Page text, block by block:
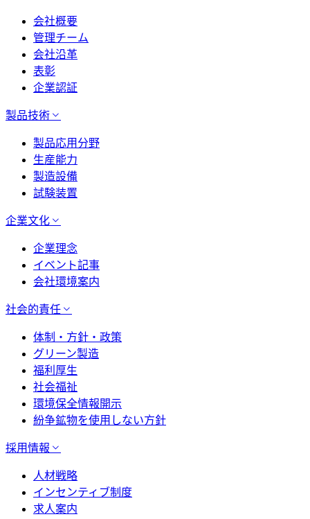
会社概要
管理チーム
会社沿革
表彰
企業認証
製品技術
製品応用分野
生産能力
製造設備
試験装置
企業文化
企業理念
イベント記事
会社環境案内
社会的責任
体制・方針・政策
グリーン製造
福利厚生
社会福祉
環境保全情報開示
紛争鉱物を使用しない方針
採用情報
人材戦略
インセンティブ制度
求人案内